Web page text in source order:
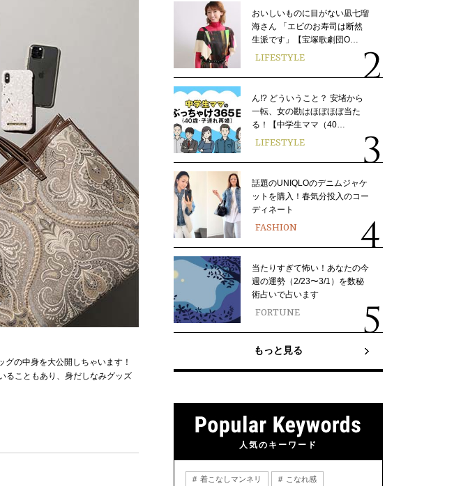
の中身を大公開しちゃいます！
ることもあり、身だしなみグッズ
おいしいものに目がない凪七瑠
海さん 「エビのお寿司は断然
生派です」【宝塚歌劇団O…
LIFESTYLE
ん!? どういうこと？ 安堵から
一転、女の勘はほぼほぼ当た
る！【中学生ママ（40…
LIFESTYLE
話題のUNIQLOのデニムジャケ
ットを購入！春気分投入のコー
ディネート
FASHION
当たりすぎて怖い！あなたの今
週の運勢（2/23〜3/1）を数秘
術占いで占います
FORTUNE
もっと見る
人気のキーワード
着こなしマンネリ こなれ感